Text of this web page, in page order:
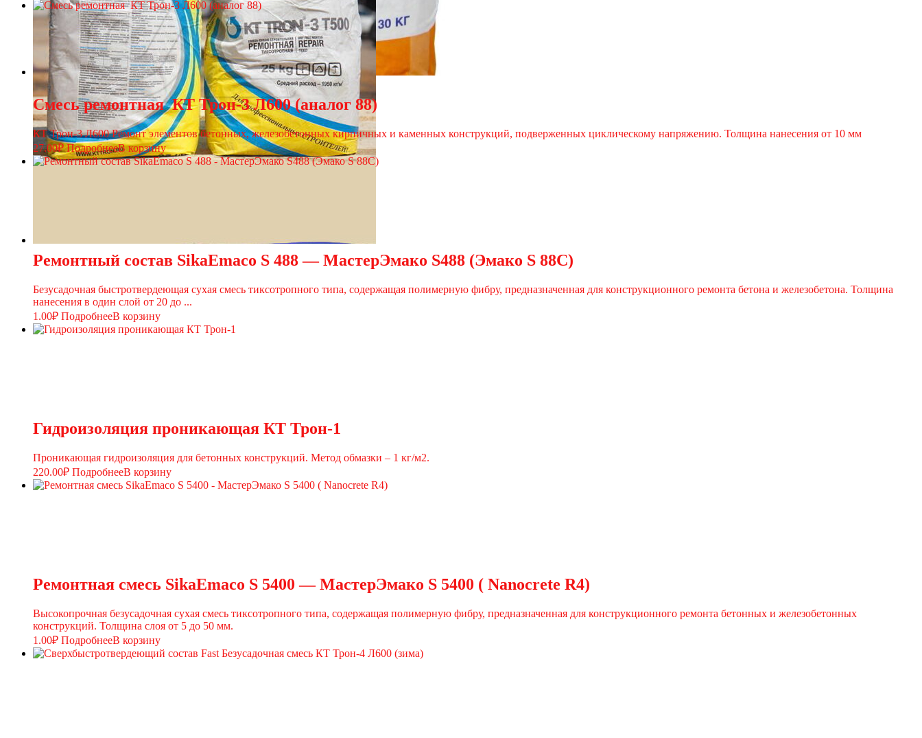
Смесь ремонтная КТ Трон-3 Л600 (аналог 88)
КТ Трон-3 Л600 Ремонт элементов бетонных, железобетонных кирпичных и каменных конструкций, подверженных циклическому напряжению. Толщина нанесения от 10 мм
27.00₽ ПодробнееВ корзину
Ремонтный состав SikaEmaco S 488 — МастерЭмако S488 (Эмако S 88C)
Безусадочная быстротвердеющая сухая смесь тиксотропного типа, содержащая полимерную фибру, предназначенная для конструкционного ремонта бетона и железобетона. Толщина
нанесения в один слой от 20 до ...
1.00₽ ПодробнееВ корзину
Гидроизоляция проникающая КТ Трон-1
Проникающая гидроизоляция для бетонных конструкций. Метод обмазки – 1 кг/м2.
220.00₽ ПодробнееВ корзину
Ремонтная смесь SikaEmaco S 5400 — МастерЭмако S 5400 ( Nanocrete R4)
Высокопрочная безусадочная сухая смесь тиксотропного типа, содержащая полимерную фибру, предназначенная для конструкционного ремонта бетонных и железобетонных
конструкций. Толщина слоя от 5 до 50 мм.
1.00₽ ПодробнееВ корзину